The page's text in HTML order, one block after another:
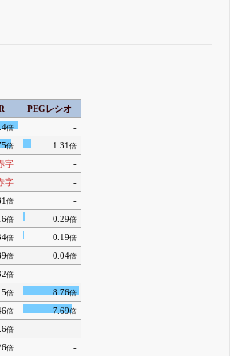
PEGレシオ
倍
-
倍 1.31倍
字
-
字
-
倍
-
倍 0.29倍
倍 0.19倍
倍 0.04倍
倍
-
倍 8.76倍
倍 7.69倍
倍
-
倍
-